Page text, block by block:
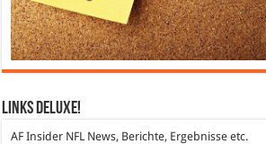
Links DeLuXe!
AF Insider NFL News, Berichte, Ergebnisse etc.